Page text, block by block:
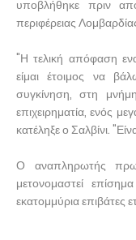
υποβλήθηκε πριν
περιφέρειας
"Η τελική απόφαση
είμαι έτοιμος να
συγκίνηση, στη
επιχειρηματία, ενός
κατέληξε ο Σαλβίνι.
Ο αναπληρωτής
μετονομαστεί
εκατομμύρια επιβάτες